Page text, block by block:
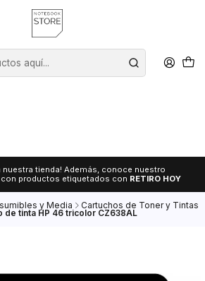
nuestra tienda! Además, conoce nuestro
productos etiquetados con RETIRO HOY
y Media Cartuchos de Toner y Tintas
de tinta HP 46 tricolor CZ638AL